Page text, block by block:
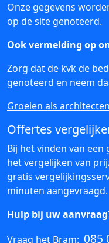
Onze gegevens
op de site genoteerd.
Ook vermelding op
Zorg dat de kvk de
genoteerd en neem
Groeien als
Offertes
Bij het vinden van
het vergelijken van
gratis
minuten aangevraagd.
Hulp bij uw
Vraag het Bram: 085